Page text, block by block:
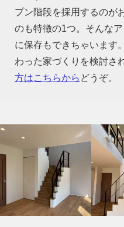
プン階段を採用するのが
のも特徴の1つ。そんな
に保存もできちゃいます
わった家づくりを検討さ
方はこちらから どうぞ。